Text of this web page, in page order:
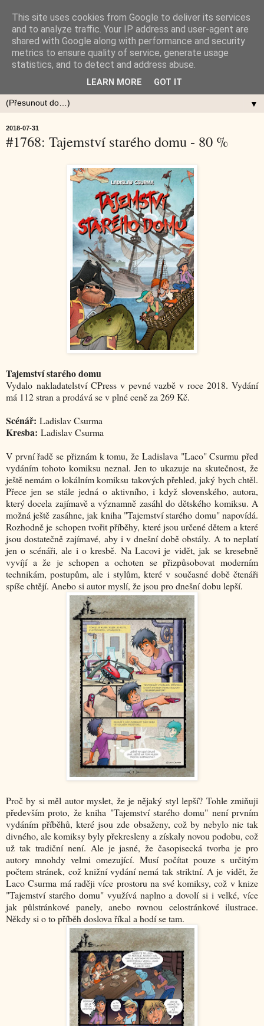
▼
2018-07-31
#1768: Tajemství starého domu - 80 %
Tajemství starého domu
Vydalo nakladatelství CPress v pevné vazbě v roce 2018. Vydání
má 112 stran a prodává se v plné ceně za 269 Kč.
Scénář: Ladislav Csurma
Kresba: Ladislav Csurma
V první řadě se přiznám k tomu, že Ladislava "Laco" Csurmu před
vydáním tohoto komiksu neznal. Jen to ukazuje na skutečnost, že
ještě nemám o lokálním komiksu takových přehled, jaký bych chtěl.
Přece jen se stále jedná o aktivního, i když slovenského, autora,
který docela zajímavě a významně zasáhl do dětského komiksu. A
možná ještě zasáhne, jak kniha "Tajemství starého domu" napovídá.
Rozhodně je schopen tvořit příběhy, které jsou určené dětem a které
jsou dostatečně zajímavé, aby i v dnešní době obstály. A to neplatí
jen o scénáři, ale i o kresbě. Na Lacovi je vidět, jak se kresebně
vyvíjí a že je schopen a ochoten se přizpůsobovat moderním
technikám, postupům, ale i stylům, které v současné době čtenáři
spíše chtějí. Anebo si autor myslí, že jsou pro dnešní dobu lepší.
Proč by si měl autor myslet, že je nějaký styl lepší? Tohle zmiňuji
především proto, že kniha "Tajemství starého domu" není prvním
vydáním příběhů, které jsou zde obsaženy, což by nebylo nic tak
divného, ale komiksy byly překresleny a získaly novou podobu, což
už tak tradiční není. Ale je jasné, že časopisecká tvorba je pro
autory mnohdy velmi omezující. Musí počítat pouze s určitým
počtem stránek, což knižní vydání nemá tak striktní. A je vidět, že
Laco Csurma má raději více prostoru na své komiksy, což v knize
"Tajemství starého domu" využívá naplno a dovolí si i velké, více
jak půlstránkové panely, anebo rovnou celostránkové ilustrace.
Někdy si o to příběh doslova říkal a hodí se tam.
This site uses cookies from Google to deliver its services
and to analyze traffic. Your IP address and user-agent are
shared with Google along with performance and security
metrics to ensure quality of service, generate usage
statistics, and to detect and address abuse.
LEARN MORE GOT IT